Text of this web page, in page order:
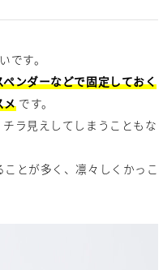
です。
ンダーなどで固定しておく
メです。
ラ見えしてしまうこともな
とが多く、凛々しくかっこ